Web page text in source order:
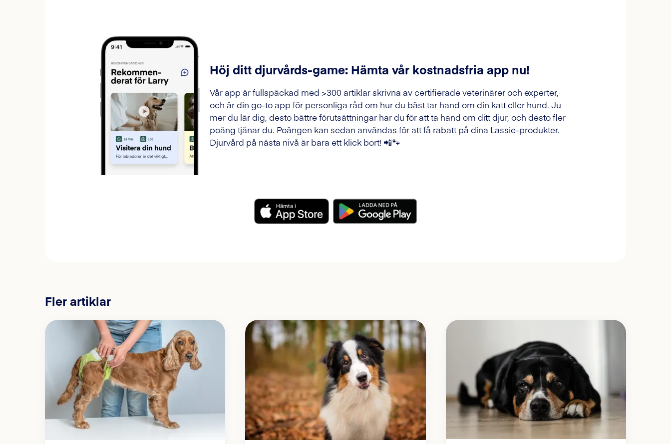
Höj ditt djurvårds-game: Hämta vår kostnadsfria app nu!
Vår app är fullspäckad med >300 artiklar skrivna av certifierade veterinärer och experter,
och är din go-to app för personliga råd om hur du bäst tar hand om din katt eller hund. Ju
mer du lär dig, desto bättre förutsättningar har du för att ta hand om ditt djur, och desto fler
poäng tjänar du. Poängen kan sedan användas för att få rabatt på dina Lassie-produkter.
Djurvård på nästa nivå är bara ett klick bort! 📲🐾
Fler artiklar